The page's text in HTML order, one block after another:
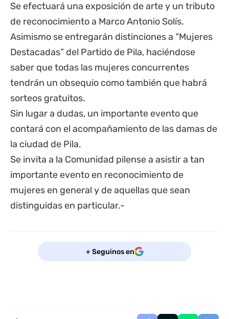
Se efectuará una exposición de arte y un tributo
de reconocimiento a Marco Antonio Solís.
Asimismo se entregarán distinciones a “Mujeres
Destacadas” del Partido de Pila, haciéndose
saber que todas las mujeres concurrentes
tendrán un obsequio como también que habrá
sorteos gratuitos.
Sin lugar a dudas, un importante evento que
contará con el acompañamiento de las damas de
la ciudad de Pila.
Se invita a la Comunidad pilense a asistir a tan
importante evento en reconocimiento de
mujeres en general y de aquellas que sean
distinguidas en particular.-
+ Seguinos en